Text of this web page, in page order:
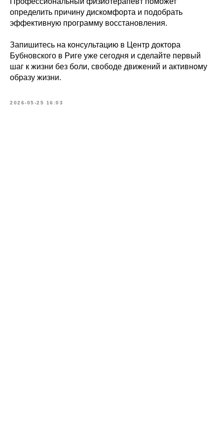
определить причину дискомфорта и подобрать
эффективную программу восстановления.
Запишитесь на консультацию в Центр доктора
Бубновского в Риге уже сегодня и сделайте первый
шаг к жизни без боли, свободе движений и активному
образу жизни.
2026-05-25 16:03